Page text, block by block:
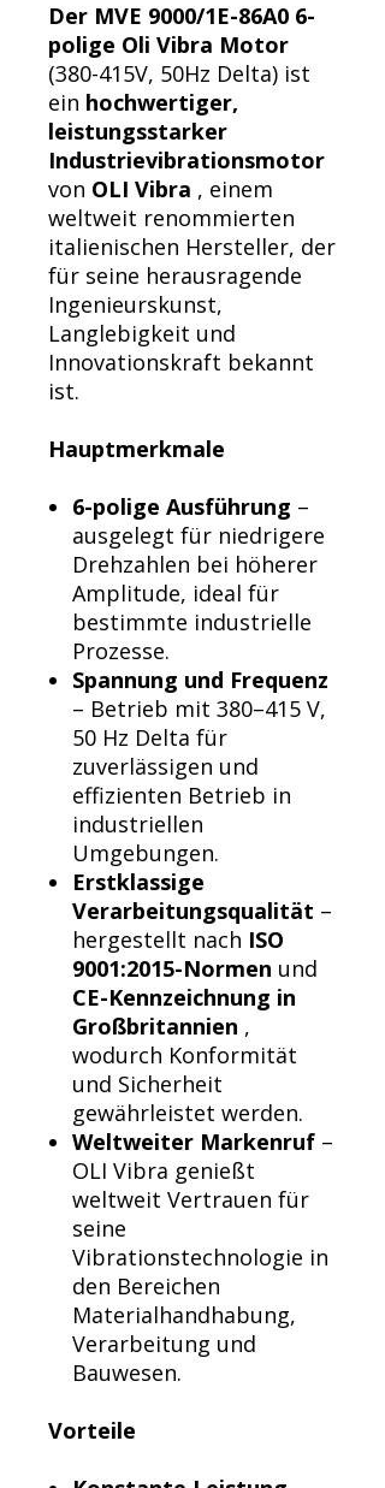
Der MVE 9000/1E-86A0 6-
polige Oli Vibra Motor
(380-415V, 50Hz Delta) ist
ein hochwertiger,
leistungsstarker
Industrievibrationsmotor
von OLI Vibra , einem
weltweit renommierten
italienischen Hersteller, der
für seine herausragende
Ingenieurskunst,
Langlebigkeit und
Innovationskraft bekannt
ist.
Hauptmerkmale
6-polige Ausführung –
ausgelegt für niedrigere
Drehzahlen bei höherer
Amplitude, ideal für
bestimmte industrielle
Prozesse.
Spannung und Frequenz
– Betrieb mit 380–415 V,
50 Hz Delta für
zuverlässigen und
effizienten Betrieb in
industriellen
Umgebungen.
Erstklassige
Verarbeitungsqualität –
hergestellt nach ISO
9001:2015-Normen und
CE-Kennzeichnung in
Großbritannien ,
wodurch Konformität
und Sicherheit
gewährleistet werden.
Weltweiter Markenruf –
OLI Vibra genießt
weltweit Vertrauen für
seine
Vibrationstechnologie in
den Bereichen
Materialhandhabung,
Verarbeitung und
Bauwesen.
Vorteile